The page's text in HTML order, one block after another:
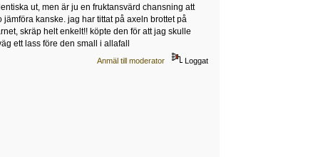
ut, men är ju en fruktansvärd chansning att
kanske. jag har tittat på axeln brottet på
skräp helt enkelt!! köpte den för att jag skulle
ett lass före den small i allafall
Anmäl till moderator Loggat